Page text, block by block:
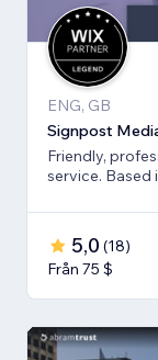
ENG, GB
Signpost
Friendly,
service. Based
5,0 (18)
Från 75 $